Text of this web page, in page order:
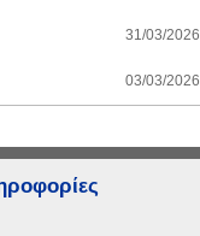
31/03/2026
03/03/2026